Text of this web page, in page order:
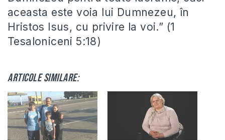
aceasta este voia lui Dumnezeu, în
Hristos Isus, cu privire la voi.” (1
Tesaloniceni 5:18)
Articole similare: